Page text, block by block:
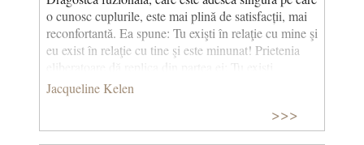
o cunosc cuplurile, este mai plină de satisfacții, mai
reconfortantă. Ea spune: Tu exişti în relaţie cu mine şi
eu exist în relaţie cu tine şi este minunat! Prietenia
eliberatoare dă replica din partea ei: Tu exişti
independent de mine şi eu exist în afara ta, asta e
minunat! Nu mă tem că te pierd, nu te temi că voi
evada, pentru că ne vedem, ne iubim în deplină
libertate. (A iubi din prietenie) © CCC
Jacqueline Kelen
>>>